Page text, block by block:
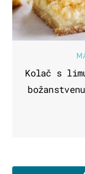
Kolač s